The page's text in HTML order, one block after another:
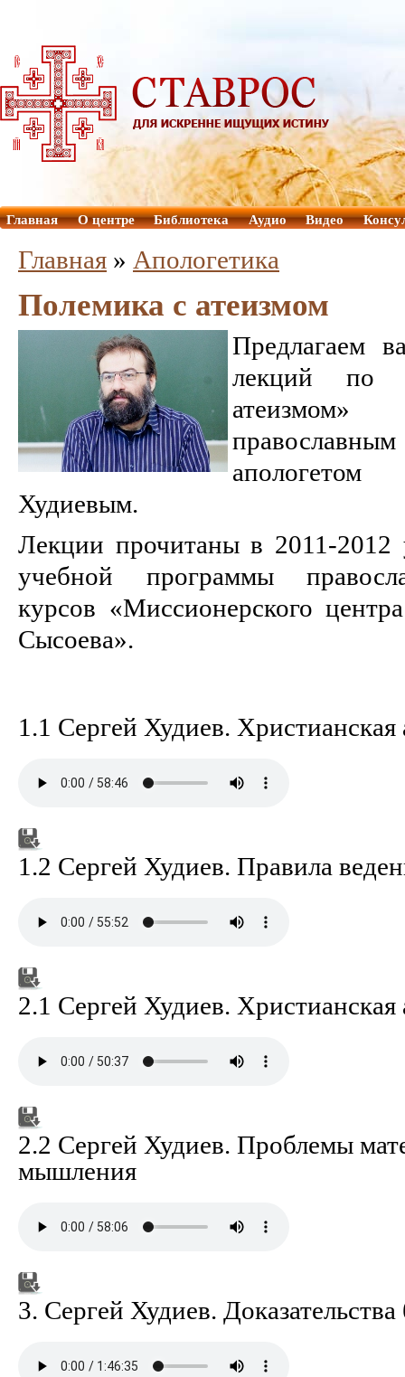
Главная О центре Библиотека Аудио Видео
Главная » Aпологетика
Полемика с атеизмом
Предлагаем
лекций по
Худиевым.
Лекции прочитаны в 2011-2012
учебной программы
курсов «Миссионерского
Сысоева».
1.1 Сергей Худиев. Христианская
1.2 Сергей Худиев. Правила
2.1 Сергей Худиев. Христианская
2.2 Сергей Худиев. Проблемы
мышления
3. Сергей Худиев.